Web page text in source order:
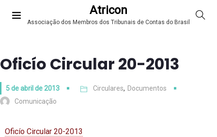
Atricon
Associação dos Membros dos Tribunais de Contas do Brasil
Oficío Circular 20-2013
5 de abril de 2013 Circulares, Documentos
Comunicação
Oficío Circular 20-2013